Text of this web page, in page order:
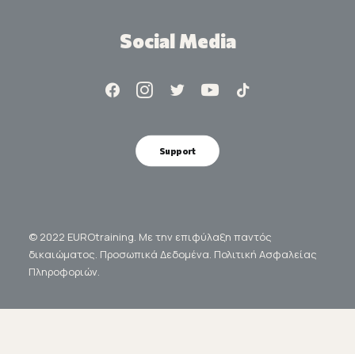
Social Media
Support
© 2022 EUROtraining. Με την επιφύλαξη παντός
δικαιώματος. Προσωπικά Δεδομένα. Πολιτική Ασφαλείας
Πληροφοριών.